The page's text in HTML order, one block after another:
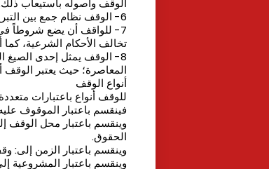
الوقف وأصوله باستيعاب
6- الوقف نظام جمع بين التبرع في أصله، والاستثمار والإدارة اللازمة لتنميته واستمراره.
7- للواقف أن يضع شروطاً في
تخالف الأحكام الشرعية،
8- الوقف يمثل إحدى الصيغ
المعاصرة؛ حيث يعتبر الوقف
أنواع الوقف
للوقف أنواع باعتبارات
فينقسم باعتبار الموقوف
وينقسم باعتبار محل الوقف
الحقوق.
وينقسم باعتبار الزمن
وينقسم باعتبار